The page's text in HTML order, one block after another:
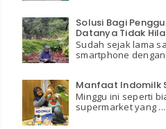
Solusi Bagi
Datanya Tidak
Sudah sejak lama
smartphone dengan
Manfaat Indomilk
Minggu ini seperti
supermarket yang ...